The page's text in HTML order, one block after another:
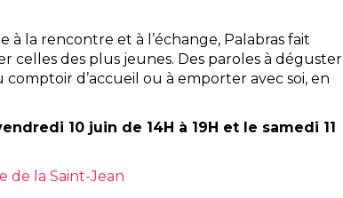
à la rencontre et à l’échange, Palabras fait
celles des plus jeunes. Des paroles à déguster
d’accueil ou à emporter avec soi, en
10 juin de 14H à 19H et le samedi 11
de la Saint-Jean